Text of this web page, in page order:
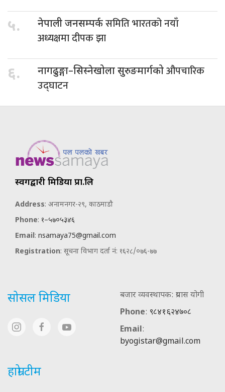
५. नेपाली जनसम्पर्कसमिति भारतको नयाँ
अध्यक्षमा दीपक झा
६. नागढुङ्गा–सिस्नेखोला सुरुङमार्गकोऔपचारिक
उद्घाटन
स्वर्गद्वारी मिडिया प्रा.लि
Address: अनामनगर-२९, काठमाडौ
Phone: १–५७०५३४६
Email: nsamaya75@gmail.com
Registration: सूचना विभाग दर्ता नं: १६२८/०७६-७७
सोसल मिडिया
बजार व्यवस्थापक: प्रयास योगी
Phone: ९८४१६२४७०८
Email:
byogistar@gmail.com
हाम्रो टीम